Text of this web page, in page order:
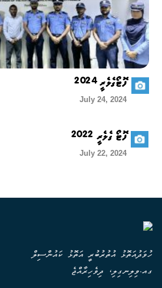
ފޮޓޯގެލެރީ 2024
July 24, 2024
ފޮޓޯ ގެލެރީ 2022
July 22, 2024
ހުވަދުއަތޮޅު އުތުރުބުރީ އަތޮޅު ކައުންސިލް
ގއ.ވިލިނގިލި، ދިވެހިރާއްޖެ